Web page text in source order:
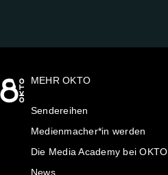
MEHR OKTO
Sendereihen
Medienmacher*in werden
Die Media Academy bei OKTO
News